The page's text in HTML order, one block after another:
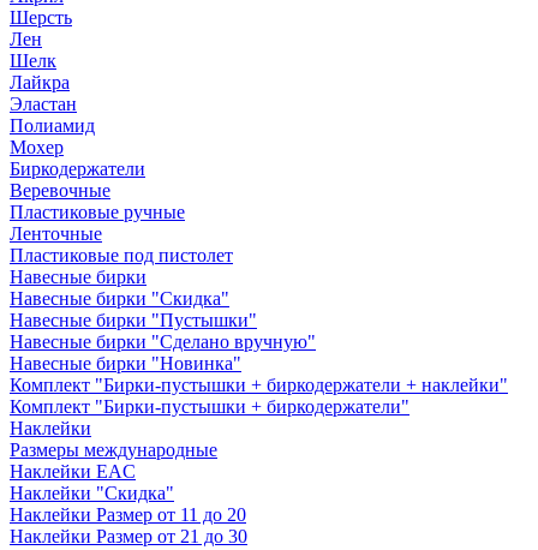
Шерсть
Лен
Шелк
Лайкра
Эластан
Полиамид
Мохер
Биркодержатели
Веревочные
Пластиковые ручные
Ленточные
Пластиковые под пистолет
Навесные бирки
Навесные бирки "Скидка"
Навесные бирки "Пустышки"
Навесные бирки "Сделано вручную"
Навесные бирки "Новинка"
Комплект "Бирки-пустышки + биркодержатели + наклейки"
Комплект "Бирки-пустышки + биркодержатели"
Наклейки
Размеры международные
Наклейки EAC
Наклейки "Скидка"
Наклейки Размер от 11 до 20
Наклейки Размер от 21 до 30